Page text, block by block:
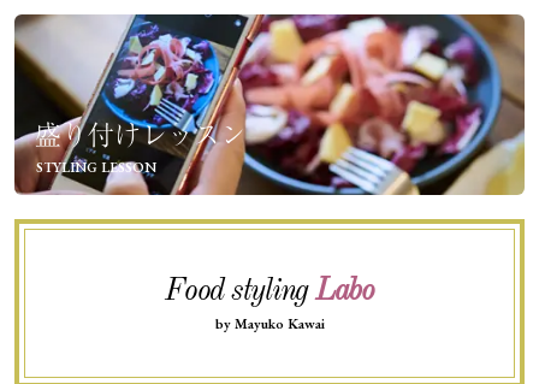
盛り付けレッスン
STYLING LESSON
Food stylingLabo
by Mayuko Kawai